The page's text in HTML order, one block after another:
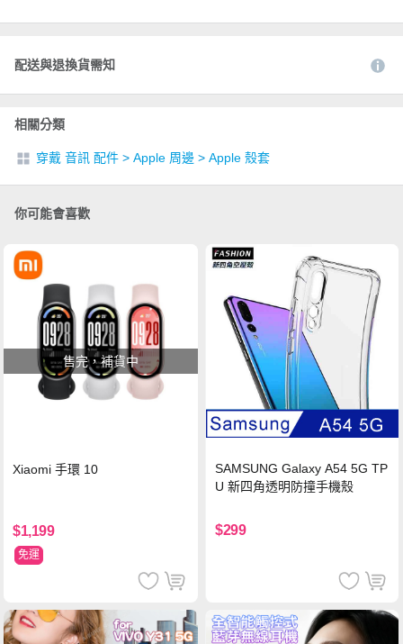
配送與退換貨需知
相關分類
穿戴 音訊 配件 > Apple 周邊 > Apple 殼套
你可能會喜歡
售完，補貨中
Xiaomi 手環 10
$1,199
免運
SAMSUNG Galaxy A54 5G TP
U 新四角透明防撞手機殼
$299